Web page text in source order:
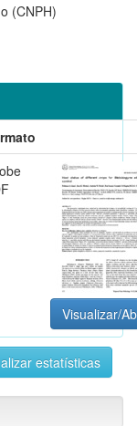
(CNPH)
Visualizar/
estatísticas